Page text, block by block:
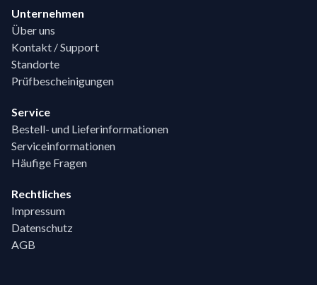
Unternehmen
Über uns
Kontakt / Support
Standorte
Prüfbescheinigungen
Service
Bestell- und Lieferinformationen
Serviceinformationen
Häufige Fragen
Rechtliches
Impressum
Datenschutz
AGB